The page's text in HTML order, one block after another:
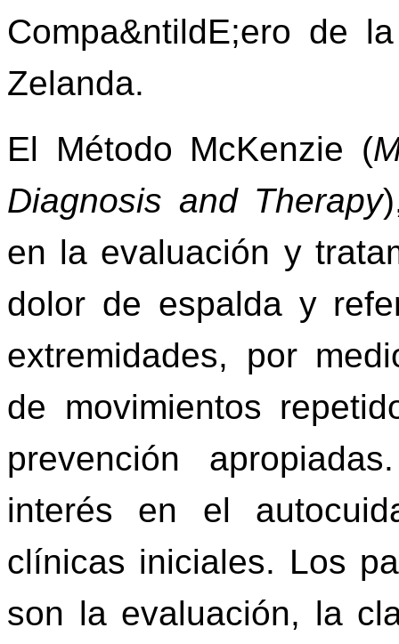
Compa&ntildE;ero de
Zelanda.
El Método McKenzie (
Diagnosis and Therapy
en la evaluación y
dolor de espalda y
extremidades, por
de movimientos
prevención
interés en el
clínicas iniciales. Los
son la evaluación, la